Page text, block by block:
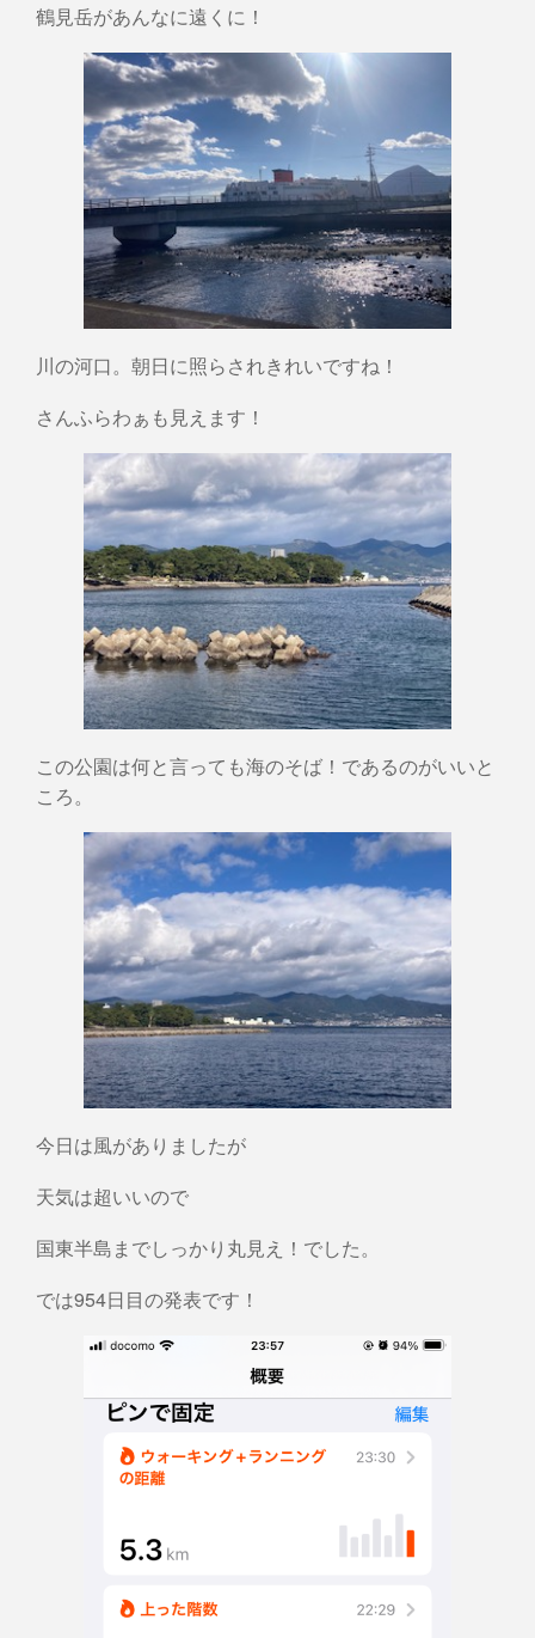
鶴見岳があんなに遠くに！
川の河口。朝日に照らされきれいですね！
さんふらわぁも見えます！
この公園は何と言っても海のそば！であるのがいいと
ころ。
今日は風がありましたが
天気は超いいので
国東半島までしっかり丸見え！でした。
では954日目の発表です！